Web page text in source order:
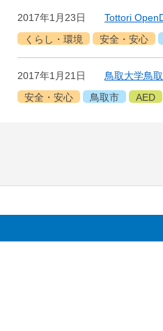
2017年1月23日 Tottori
くらし・環境
安全・安心
2017年1月21日
鳥取大学鳥
安全・安心
鳥取市 AED